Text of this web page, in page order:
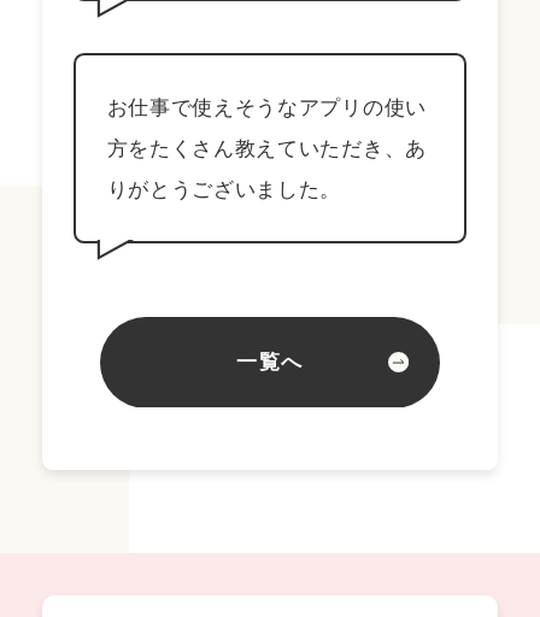
お仕事で使えそうなアプリの使い
方をたくさん教えていただき、あ
りがとうございました。
一覧へ